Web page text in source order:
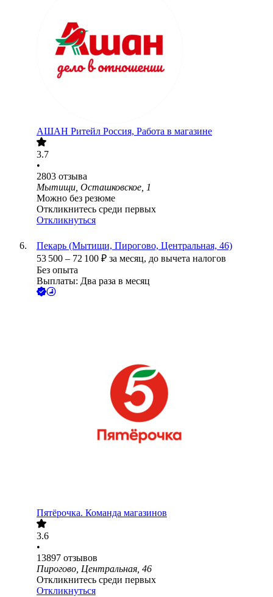
АШАН Ритейл Россия, Работа в магазине
3.7
•
2803 отзыва
Мытищи, Осташковское, 1
Можно без резюме
Откликнитесь среди первых
Откликнуться
Пекарь (Мытищи, Пирогово, Центральная, 46)
53 500 – 72 100 ₽ за месяц, до вычета налогов
Без опыта
Выплаты: Два раза в месяц
Пятёрочка. Команда магазинов
3.6
•
13897 отзывов
Пирогово, Центральная, 46
Откликнитесь среди первых
Откликнуться